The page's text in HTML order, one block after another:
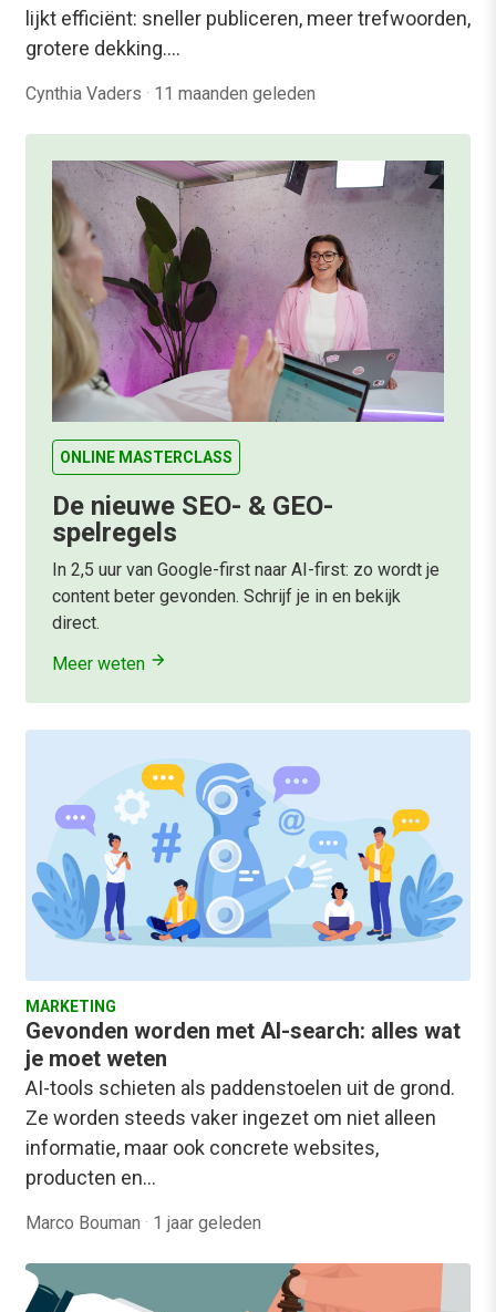
lijkt efficiënt: sneller publiceren, meer trefwoorden,
grotere dekking.…
Cynthia Vaders · 11 maanden geleden
ONLINE MASTERCLASS
De nieuwe SEO- & GEO-
spelregels
In 2,5 uur van Google-first naar AI-first: zo wordt je
content beter gevonden. Schrijf je in en bekijk
direct.
Meer weten
MARKETING
Gevonden worden met AI-search: alles wat
je moet weten
AI-tools schieten als paddenstoelen uit de grond.
Ze worden steeds vaker ingezet om niet alleen
informatie, maar ook concrete websites,
producten en…
Marco Bouman · 1 jaar geleden